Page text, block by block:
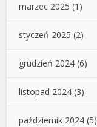
marzec 2025 (1)
styczeń 2025 (2)
grudzień 2024 (6)
listopad 2024 (3)
październik 2024 (5)